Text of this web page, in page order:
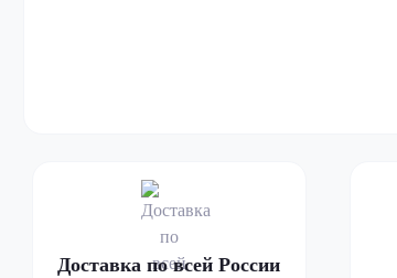
Доставка по всей России